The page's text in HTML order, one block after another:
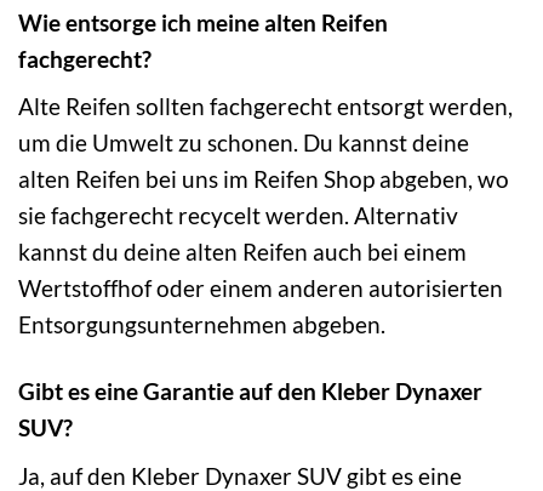
Wie entsorge ich meine alten Reifen
fachgerecht?
Alte Reifen sollten fachgerecht entsorgt werden,
um die Umwelt zu schonen. Du kannst deine
alten Reifen bei uns im Reifen Shop abgeben, wo
sie fachgerecht recycelt werden. Alternativ
kannst du deine alten Reifen auch bei einem
Wertstoffhof oder einem anderen autorisierten
Entsorgungsunternehmen abgeben.
Gibt es eine Garantie auf den Kleber Dynaxer
SUV?
Ja, auf den Kleber Dynaxer SUV gibt es eine